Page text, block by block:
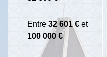
Entre 32 601 € et
100 000 €